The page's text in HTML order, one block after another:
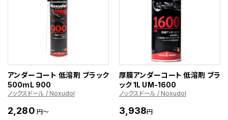
アンダーコート 低溶剤 ブラック
500mL 900
ノックスドール / Noxudol
2,280 円～
厚膜アンダーコート 低溶剤 ブラ
ック 1L UM-1600
ノックスドール / Noxudol
3,938円